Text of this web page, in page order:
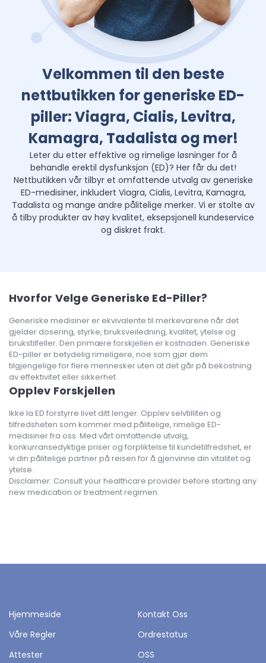
Velkommen til den beste
nettbutikken for generiske ED-
piller: Viagra, Cialis, Levitra,
Kamagra, Tadalista og mer!
Leter du etter effektive og rimelige løsninger for å
behandle erektil dysfunksjon (ED)? Her får du det!
Nettbutikken vår tilbyr et omfattende utvalg av generiske
ED-medisiner, inkludert Viagra, Cialis, Levitra, Kamagra,
Tadalista og mange andre pålitelige merker. Vi er stolte av
å tilby produkter av høy kvalitet, eksepsjonell kundeservice
og diskret frakt.
Hvorfor Velge Generiske Ed-Piller?
Generiske medisiner er ekvivalente til merkevarene når det
gjelder dosering, styrke, bruksveiledning, kvalitet, ytelse og
brukstilfeller. Den primære forskjellen er kostnaden. Generiske
ED-piller er betydelig rimeligere, noe som gjør dem
tilgjengelige for flere mennesker uten at det går på bekostning
av effektivitet eller sikkerhet.
Opplev Forskjellen
Ikke la ED forstyrre livet ditt lenger. Opplev selvtilliten og
tilfredsheten som kommer med pålitelige, rimelige ED-
medisiner fra oss. Med vårt omfattende utvalg,
konkurransedyktige priser og forpliktelse til kundetilfredshet, er
vi din pålitelige partner på reisen for å gjenvinne din vitalitet og
ytelse.
Disclaimer: Consult your healthcare provider before starting any
new medication or treatment regimen.
Hjemmeside
Kontakt Oss
Våre Regler
Ordrestatus
Attester
OSS